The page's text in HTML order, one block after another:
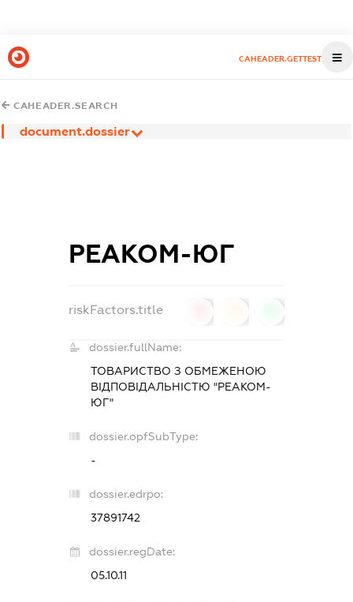
CAHEADER.GETTEST
CAHEADER.SEARCH
document.dossier
РЕАКОМ-ЮГ
riskFactors.title
dossier.fullName:
ТОВАРИСТВО З ОБМЕЖЕНОЮ
ВІДПОВІДАЛЬНІСТЮ "РЕАКОМ-
ЮГ"
dossier.opfSubType:
-
dossier.edrpo:
37891742
dossier.regDate:
05.10.11